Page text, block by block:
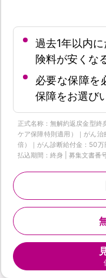
過去1年以内
険料が安くな
必要な保障を
保障をお選び
正式名称：無解約返戻金型終
ケア保障特則適用）｜がん
倍）｜がん診断給付金：50
払込期間：終身 | 募集文書番